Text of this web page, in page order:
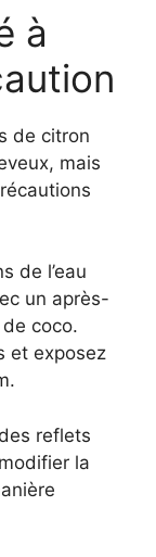
à
de citron
mais
de l’eau
un après-
coco.
et exposez
reflets
la